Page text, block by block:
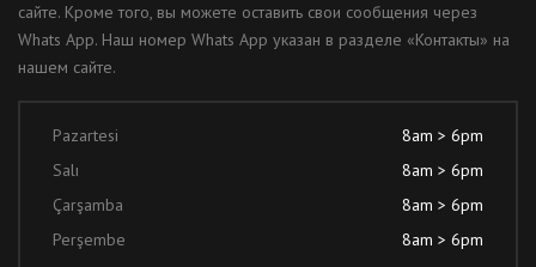
сайте. Кроме того, вы можете оставить свои сообщения через
Whats App. Наш номер Whats App указан в разделе «Контакты» на
нашем сайте.
Pazartesi
8am > 6pm
Salı
8am > 6pm
Çarşamba
8am > 6pm
Perşembe
8am > 6pm